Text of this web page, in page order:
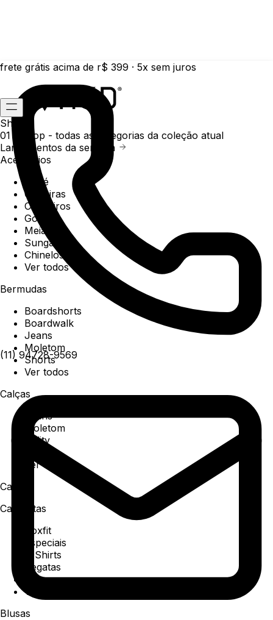
frete grátis acima de r$ 399 · 5x sem juros
(11) 94728-9569
Shop
01 /
Shop - todas as categorias da coleção atual
Lançamentos da semana
Acessórios
Boné
Carteiras
Chaveiros
Gorros
Meias
Sunga
Chinelos
Ver todos
Bermudas
Boardshorts
Boardwalk
Jeans
Moletom
Shorts
Ver todos
Calças
Jeans
Moletom
Utility
Ver todos
Camisa
Camisetas
Boxfit
Especiais
T-Shirts
Regatas
Polo
Ver todos
Blusas